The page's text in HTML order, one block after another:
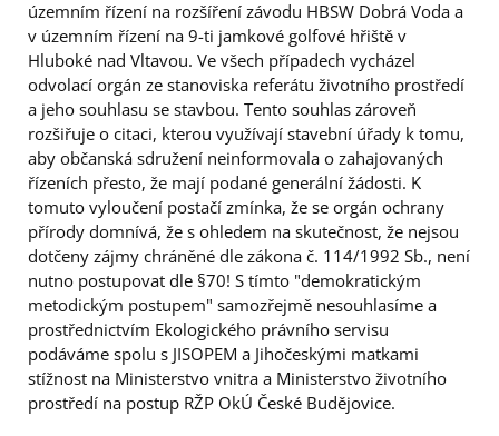
územním řízení na rozšíření závodu HBSW Dobrá Voda a
v územním řízení na 9-ti jamkové golfové hřiště v
Hluboké nad Vltavou. Ve všech případech vycházel
odvolací orgán ze stanoviska referátu životního prostředí
a jeho souhlasu se stavbou. Tento souhlas zároveň
rozšiřuje o citaci, kterou využívají stavební úřady k tomu,
aby občanská sdružení neinformovala o zahajovaných
řízeních přesto, že mají podané generální žádosti. K
tomuto vyloučení postačí zmínka, že se orgán ochrany
přírody domnívá, že s ohledem na skutečnost, že nejsou
dotčeny zájmy chráněné dle zákona č. 114/1992 Sb., není
nutno postupovat dle §70! S tímto "demokratickým
metodickým postupem" samozřejmě nesouhlasíme a
prostřednictvím Ekologického právního servisu
podáváme spolu s JISOPEM a Jihočeskými matkami
stížnost na Ministerstvo vnitra a Ministerstvo životního
prostředí na postup RŽP OkÚ České Budějovice.